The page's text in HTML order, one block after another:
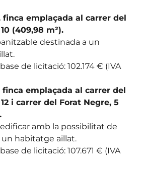
finca emplaçada al carrer del
(409,98 m²).
destinada a un
de licitació: 102.174 € (IVA
finca emplaçada al carrer del
i carrer del Forat Negre, 5
amb la possibilitat de
habitatge aïllat.
de licitació: 107.671 € (IVA